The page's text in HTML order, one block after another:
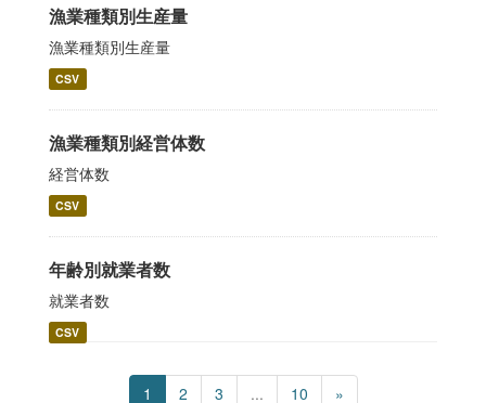
漁業種類別生産量
漁業種類別生産量
CSV
漁業種類別経営体数
経営体数
CSV
年齢別就業者数
就業者数
CSV
1 2 3 ... 10 »